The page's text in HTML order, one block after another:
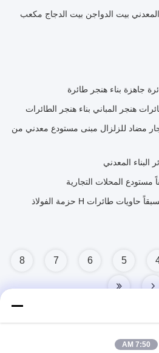
بيت الدواجن بيت الدجاج مكعب
جاهزة بناء هنجر طائرة
مضاد للزلزال مبنى مستودع معدني من
البناء المعدني
مستودع المحلات التجارية
طائرات صناعية تم تصميمها مسبقاً حاويات طائرات H حزمة الفولاذ
5
6
7
8
7:50 AM